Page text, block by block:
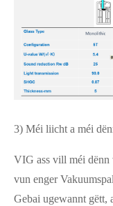
3) Méi liicht a méi
VIG ass vill méi dënn
vun enger
Gebai ugewannt gëtt,